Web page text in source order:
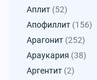
Аплит (52)
Апофиллит (156)
Арагонит (252)
Араукария (38)
Аргентит (2)